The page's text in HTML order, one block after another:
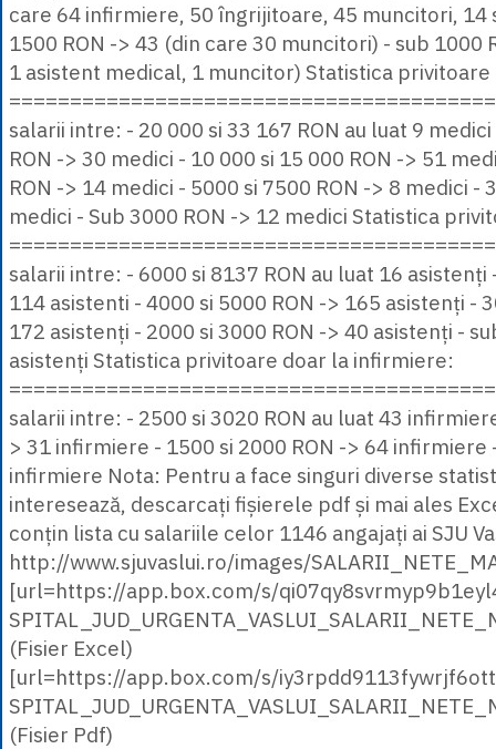
care 64 infirmiere, 50 îngrijitoare, 45 muncitori, 14
1500 RON -> 43 (din care 30 muncitori) - sub 1000
1 asistent medical, 1 muncitor) Statistica
salarii intre: - 20 000 si 33 167 RON au luat 9
RON -> 30 medici - 10 000 si 15 000 RON -> 51
RON -> 14 medici - 5000 si 7500 RON -> 8 medici -
medici - Sub 3000 RON -> 12 medici Statistica
salarii intre: - 6000 si 8137 RON au luat 16 asistenți
114 asistenti - 4000 si 5000 RON -> 165 asistenți -
172 asistenți - 2000 si 3000 RON -> 40 asistenți -
asistenți Statistica privitoare doar la infirmiere:
salarii intre: - 2500 si 3020 RON au luat 43
> 31 infirmiere - 1500 si 2000 RON -> 64 infirmiere
infirmiere Nota: Pentru a face singuri diverse
interesează, descarcați fișierele pdf și mai ales
conțin lista cu salariile celor 1146 angajați ai SJU
http://www.sjuvaslui.ro/images/
[url=https://app.box.com/s/
(Fisier Excel)
[url=https://app.box.com/s/
(Fisier Pdf)